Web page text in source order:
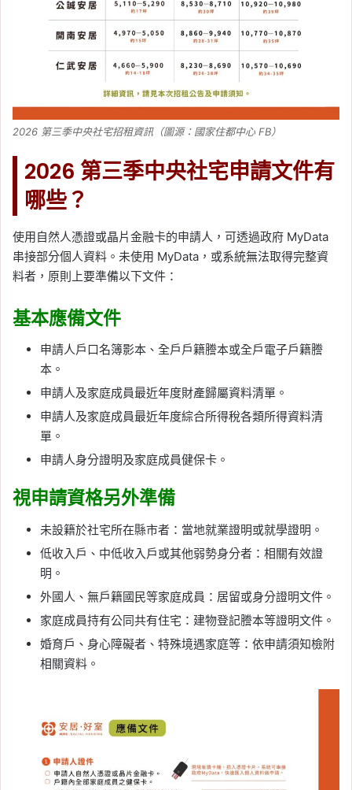
2026 第三季中央社宅招租資訊（圖源：國家住都中心 FB）
2026 第三季中央社宅申請文件有
哪些？
使用自然人憑證或晶片金融卡的申請人，可透過政府 MyData
串接部分個人資料。未使用 MyData，或系統無法取得完整資
料者，原則上要準備以下文件：
基本應備文件
申請人戶口名簿影本、全戶戶籍謄本或全戶電子戶籍謄
本。
申請人及家庭成員最近年度財產歸屬資料清單。
申請人及家庭成員最近年度綜合所得稅各類所得資料清
單。
申請人身分證明及家庭成員健保卡。
視申請資格另外準備
未設籍於社宅所在縣市者：當地就業證明或就學證明。
低收入戶、中低收入戶或其他弱勢身分者：相關有效證
明。
外國人、無戶籍國民等家庭成員：居留或身分證明文件。
家庭成員持有公同共有住宅：建物登記謄本等證明文件。
婚育戶、身心障礙者、特殊境遇家庭等：依申請須知檢附
相關資料。